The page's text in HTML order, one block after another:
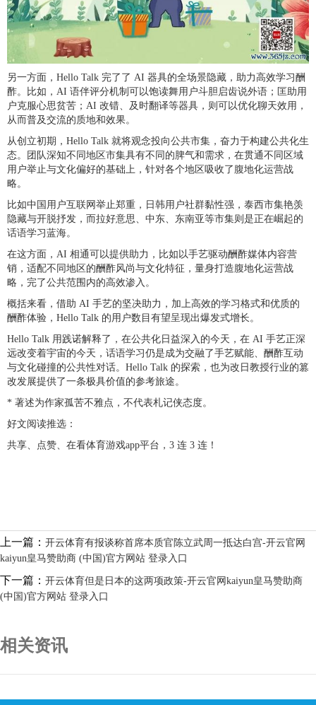
另一方面，Hello Talk 完了了 AI 器具的全场景隐藏，助力高效学习酬
酢。比如，AI 语伴评分机制可以饱读舞用户斗胆启齿说外语；匡助用
户克服心思贫苦；AI 改错、及时翻译等器具，则可以优化聊天效用，
从而普及交流的质地和效果。
从创立初期，Hello Talk 就将观念投向公共市集，奋力于构建公共化生
态。团队深知不同地区市集具有不同的脾气和需求，在贯通不同区域
用户举止与文化偏好的基础上，针对各个地区吸收了腹地化运营战
略。
比如中国用户互联网举止郑重，日韩用户社群黏性强，泰西市集艳羡
隐藏与开脱抒发，而拉好意思、中东、东南亚等市集则是正在崛起的
话语学习蓝海。
在这方面，AI 相通可以提供助力，比如以手艺驱动酬酢媒体内容营
销，适配不同地区的酬酢风尚与文化特征，量身打造腹地化运营战
略，完了公共范围内的高效渗入。
概括来看，借助 AI 手艺的坚决助力，加上高效的学习格式和优质的
酬酢体验，Hello Talk 的用户数目有望呈现出爆发式增长。
Hello Talk 用践诺解释了，在公共化日益深入的今天，在 AI 手艺正深
远改变着宇宙的今天，话语学习仍是成为交融了手艺赋能、酬酢互动
与文化碰撞的公共性对话。Hello Talk 的探索，也为改日教授行业的篡
改发展提供了一条极具价值的参考旅途。
* 著述为作家孤苦不雅点，不代表札记侠态度。
好文阅读推选：
共享、点赞、在看体育游戏app平台，3 连 3 连！
上一篇： 开云体育有报谈称首席本质官陈立武周一抵达白宫-开云官网
kaiyun皇马赞助商 (中国)官方网站 登录入口
下一篇： 开云体育但是日本的这两项政策-开云官网kaiyun皇马赞助商
(中国)官方网站 登录入口
相关资讯